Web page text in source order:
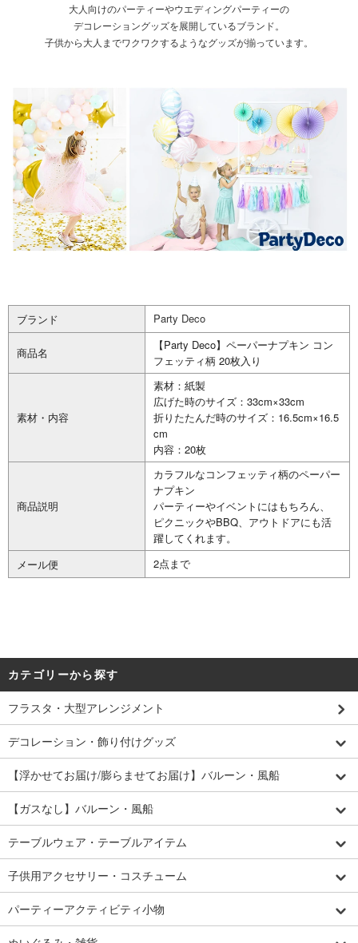
大人向けのパーティーやウエディングパーティーの
デコレーショングッズを展開しているブランド。
子供から大人までワクワクするようなグッズが揃っています。
ブランド Party Deco
商品名
【Party Deco】ペーパーナプキン コン
フェッティ柄 20枚入り
素材・内容
素材：紙製
広げた時のサイズ：33cm×33cm
折りたたんだ時のサイズ：16.5cm×16.5
cm
内容：20枚
商品説明
カラフルなコンフェッティ柄のペーパー
ナプキン
パーティーやイベントにはもちろん、
ピクニックやBBQ、アウトドアにも活
躍してくれます。
メール便
2点まで
カテゴリーから探す
フラスタ・大型アレンジメント
デコレーション・飾り付けグッズ
【浮かせてお届け/膨らませてお届け】バルーン・風船
【ガスなし】バルーン・風船
テーブルウェア・テーブルアイテム
子供用アクセサリー・コスチューム
パーティーアクティビティ小物